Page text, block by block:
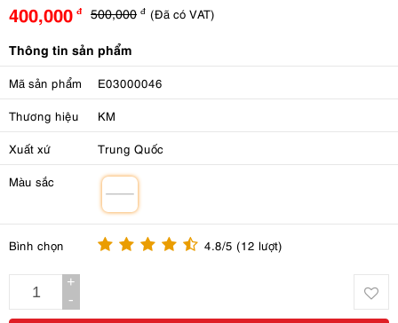
400,000 đ 500,000 đ (Đã có VAT)
Thông tin sản phẩm
Mã sản phẩm E03000046
Thương hiệu KM
Xuất xứ Trung Quốc
Màu sắc
Bình chọn 4.8/5 (12 lượt)
+
-